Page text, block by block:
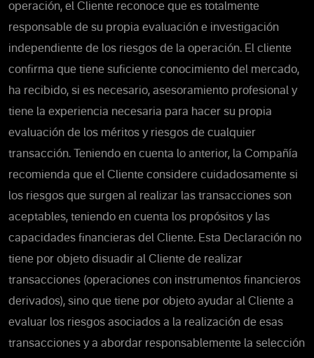
operación, el Cliente reconoce que es totalmente
responsable de su propia evaluación e investigación
independiente de los riesgos de la operación. El cliente
confirma que tiene suficiente conocimiento del mercado,
ha recibido, si es necesario, asesoramiento profesional y
tiene la experiencia necesaria para hacer su propia
evaluación de los méritos y riesgos de cualquier
transacción. Teniendo en cuenta lo anterior, la Compañía
recomienda que el Cliente considere cuidadosamente si
los riesgos que surgen al realizar las transacciones son
aceptables, teniendo en cuenta los propósitos y las
capacidades financieras del Cliente. Esta Declaración no
tiene por objeto disuadir al Cliente de realizar
transacciones (operaciones con instrumentos financieros
derivados), sino que tiene por objeto ayudar al Cliente a
evaluar los riesgos asociados a la realización de esas
transacciones y a abordar responsablemente la selección